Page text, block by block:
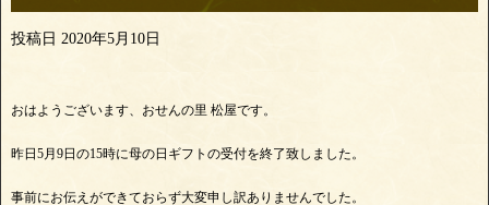
投稿日 2020年5月10日
おはようございます、おせんの里 松屋です。
昨日5月9日の15時に母の日ギフトの受付を終了致しました。
事前にお伝えができておらず大変申し訳ありませんでした。